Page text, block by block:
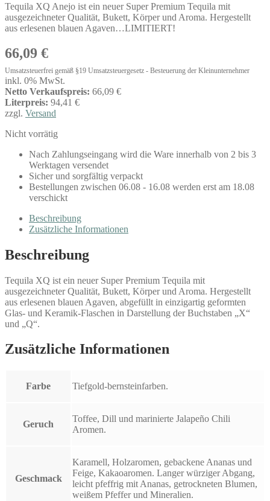
Tequila XQ Anejo ist ein neuer Super Premium Tequila mit
ausgezeichneter Qualität, Bukett, Körper und Aroma. Hergestellt
aus erlesenen blauen Agaven…LIMITIERT!
66,09 €
Umsatzsteuerfrei gemäß §19 Umsatzsteuergesetz - Besteuerung der Kleinunternehmer
inkl. 0% MwSt.
Netto Verkaufspreis: 66,09 €
Literpreis: 94,41 €
zzgl. Versand
Nicht vorrätig
Nach Zahlungseingang wird die Ware innerhalb von 2 bis 3
Werktagen versendet
Sicher und sorgfältig verpackt
Bestellungen zwischen 06.08 - 16.08 werden erst am 18.08
verschickt
Beschreibung
Zusätzliche Informationen
Beschreibung
Tequila XQ ist ein neuer Super Premium Tequila mit
ausgezeichneter Qualität, Bukett, Körper und Aroma. Hergestellt
aus erlesenen blauen Agaven, abgefüllt in einzigartig geformten
Glas- und Keramik-Flaschen in Darstellung der Buchstaben „X“
und „Q“.
Zusätzliche Informationen
Farbe Tiefgold-bernsteinfarben.
Geruch
Toffee, Dill und marinierte Jalapeño Chili
Aromen.
Geschmack
Karamell, Holzaromen, gebackene Ananas und
Feige, Kakaoaromen. Langer würziger Abgang,
leicht pfeffrig mit Ananas, getrockneten Blumen,
weißem Pfeffer und Mineralien.